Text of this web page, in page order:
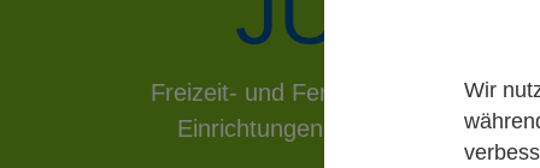
Wir
Freizeit- und Ferienangebote der
Einrichtungen der kommunalen